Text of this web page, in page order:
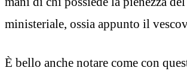
ministeriale, ossia appunto il
È bello anche notare come con